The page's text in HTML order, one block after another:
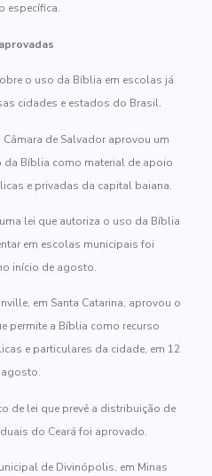
específica.
o uso da Bíblia em escolas já
cidades e estados do Brasil.
de Salvador aprovou um
da Bíblia como material de apoio
e privadas da capital baiana.
lei que autoriza o uso da Bíblia
em escolas municipais foi
início de agosto.
em Santa Catarina, aprovou o
permite a Bíblia como recurso
e particulares da cidade, em 12
agosto.
de lei que prevê a distribuição de
do Ceará foi aprovado.
de Divinópolis, em Minas